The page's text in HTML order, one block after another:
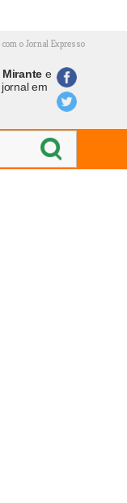
o Jornal Expresso
Mirantee
em